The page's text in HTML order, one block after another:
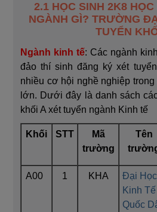
2.1 HỌC SINH 2K8
NGÀNH GÌ? TRƯỜNG
TUYỂN
Ngành kinh tế: Các ngành
đảo thí sinh đăng ký xét
nhiều cơ hội nghề nghiệp trong
lớn. Dưới đây là danh sách
khối A xét tuyển ngành Kinh tế
Khối STT
Mã
trường
Tên
A00 1 KHA
Đại Học
Kinh Tế
Quốc